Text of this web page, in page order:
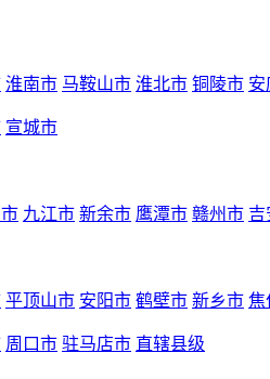
淮南市 马鞍山市 淮北市 铜陵市 安
宣城市
九江市 新余市 鹰潭市 赣州市 吉
平顶山市 安阳市 鹤壁市 新乡市 焦
周口市 驻马店市 直辖县级